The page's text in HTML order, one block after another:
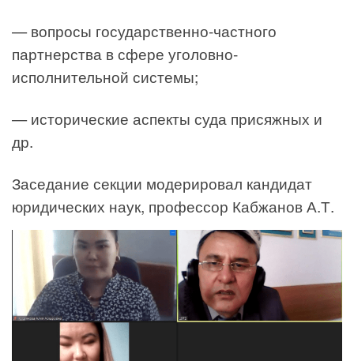
— вопросы государственно-частного
партнерства в сфере уголовно-
исполнительной системы;
— исторические аспекты суда присяжных и
др.
Заседание секции модерировал кандидат
юридических наук, профессор Кабжанов А.Т.